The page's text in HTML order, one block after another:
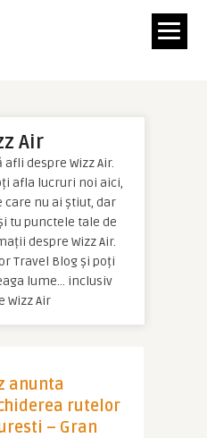
Air
despre Wizz Air.
afla lucruri noi aici,
nu ai știut, dar
tu punctele tale de
despre Wizz Air.
Travel Blog și poți
lume… inclusiv
Wizz Air
anunta
rutelor
– Gran